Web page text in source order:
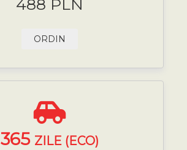
488 PLN
ORDIN
365 ZILE (ECO)